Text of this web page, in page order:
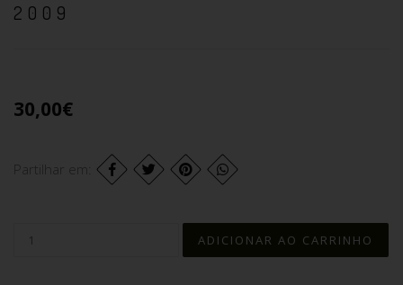
2009
30,00€
Partilhar em: